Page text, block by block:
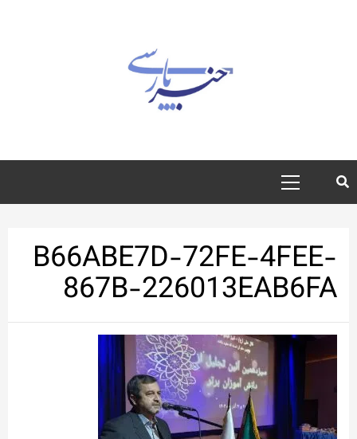
منوی
اصلی
B66ABE7D-72FE-4FEE-
867B-226013EAB6FA